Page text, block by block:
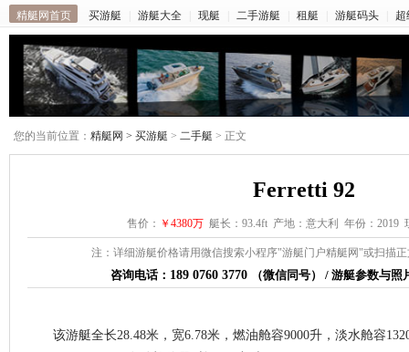
精艇网首页 买游艇 游艇大全 现艇 二手游艇 租艇 游艇码头 超
您的当前位置： 精艇网 > 买游艇 > 二手艇 > 正文
Ferretti 92
售价： ￥4380万艇长：93.4ft 产地：意大利 年份：2019
注：详细游艇价格请用微信搜索小程序"游艇门户精艇网"或扫描
咨询电话： 189 0760 3770 （微信同号） / 游艇参数与
该游艇全长28.48米，宽6.78米，燃油舱容9000升，淡水舱容